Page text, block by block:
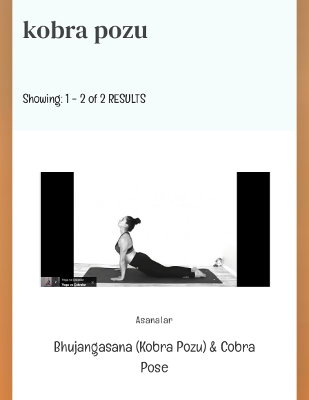
kobra pozu
Showing: 1 - 2 of 2 RESULTS
Asanalar
Bhujangasana (Kobra Pozu) & Cobra
Pose